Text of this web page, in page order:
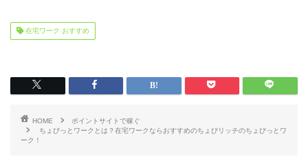
在宅ワーク おすすめ
HOME
ポイントサイトで稼ぐ
ちょびっとワークとは？在宅ワークならおすすめのちょびリッチのちょびっとワ
ーク！